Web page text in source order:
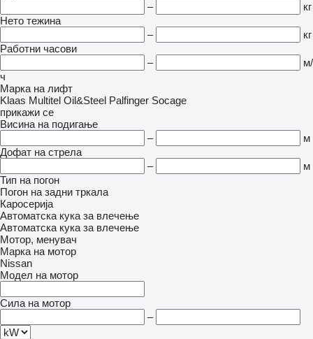
–
кг
Нето тежина
–
кг
Работни часови
–
м/
ч
Марка на лифт
Klaas Multitel Oil&Steel Palfinger Socage
прикажи се
Висина на подигање
–
м
Дофат на стрела
–
м
Тип на погон
Погон на задни тркала
Каросерија
Автоматска кука за влечење
Автоматска кука за влечење
Мотор, менувач
Марка на мотор
Nissan
Модел на мотор
Сила на мотор
–